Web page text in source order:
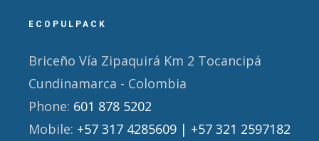
ECOPULPACK
Briceño Vía Zipaquirá Km 2 Tocancipá
Cundinamarca - Colombia
Phone: 601 878 5202
Mobile: +57 317 4285609 | +57 321 2597182